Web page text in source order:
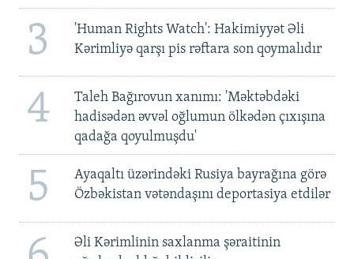
3
'Human Rights Watch': Hakimiyyət Əli
Kərimliyə qarşı pis rəftara son qoymalıdır
4
Taleh Bağırovun xanımı: 'Məktəbdəki
hadisədən əvvəl oğlumun ölkədən çıxışına
qadağa qoyulmuşdu'
5
Ayaqaltı üzərindəki Rusiya bayrağına görə
Özbəkistan vətəndaşını deportasiya etdilər
Əli Kərimlinin saxlanma şəraitinin